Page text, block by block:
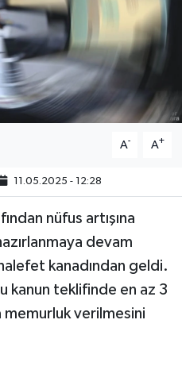
A- A+
11.05.2025 - 12:28
nüfus artışına
devam
kanadından geldi.
kanun teklifinde en az 3
memurluk verilmesini